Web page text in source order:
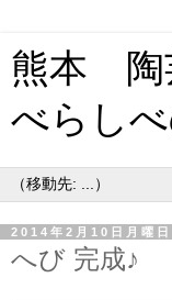
熊本 陶
べらし
2014年2月10日月曜日
へび 完成♪